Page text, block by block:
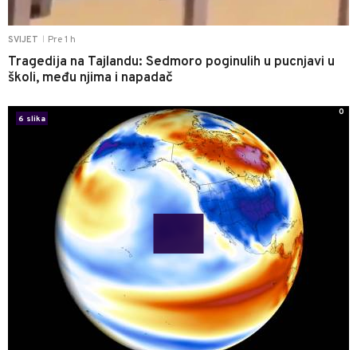
SVIJET Pre 1 h
Tragedija na Tajlandu: Sedmoro poginulih u pucnjavi u
školi, među njima i napadač
6 slika
0